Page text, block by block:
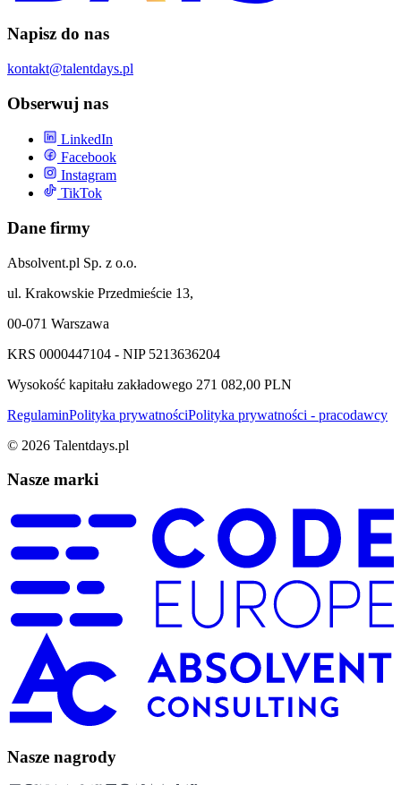
Napisz do nas
kontakt@talentdays.pl
Obserwuj nas
LinkedIn
Facebook
Instagram
TikTok
Dane firmy
Absolvent.pl Sp. z o.o.
ul. Krakowskie Przedmieście 13,
00-071 Warszawa
KRS 0000447104 - NIP 5213636204
Wysokość kapitału zakładowego 271 082,00 PLN
RegulaminPolityka prywatnościPolityka prywatności - pracodawcy
© 2026 Talentdays.pl
Nasze marki
Nasze nagrody